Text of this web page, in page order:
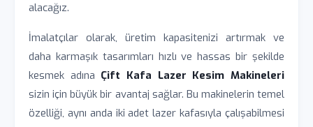
alacağız.
İmalatçılar olarak, üretim kapasitenizi artırmak ve
daha karmaşık tasarımları hızlı ve hassas bir şekilde
kesmek adına Çift Kafa Lazer Kesim Makineleri
sizin için büyük bir avantaj sağlar. Bu makinelerin temel
özelliği, aynı anda iki adet lazer kafasıyla çalışabilmesi